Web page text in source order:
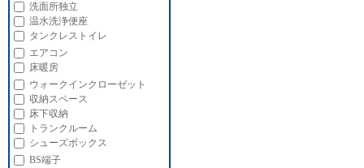
洗面所独立
温水洗浄便座
タンクレストイレ
エアコン
床暖房
ウォークインクローゼット
収納スペース
床下収納
トランクルーム
シューズボックス
BS端子